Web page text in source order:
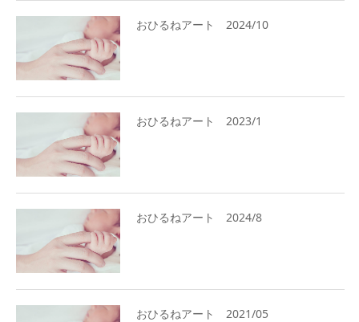
おひるねアート 2024/10
おひるねアート 2023/1
おひるねアート 2024/8
おひるねアート 2021/05